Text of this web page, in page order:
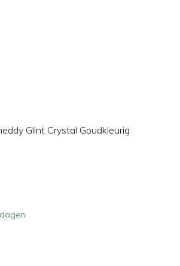
Glint Crystal Goudkleurig